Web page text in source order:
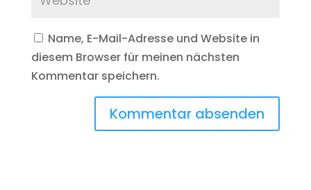
Name, E-Mail-Adresse und Website in
diesem Browser für meinen nächsten
Kommentar speichern.